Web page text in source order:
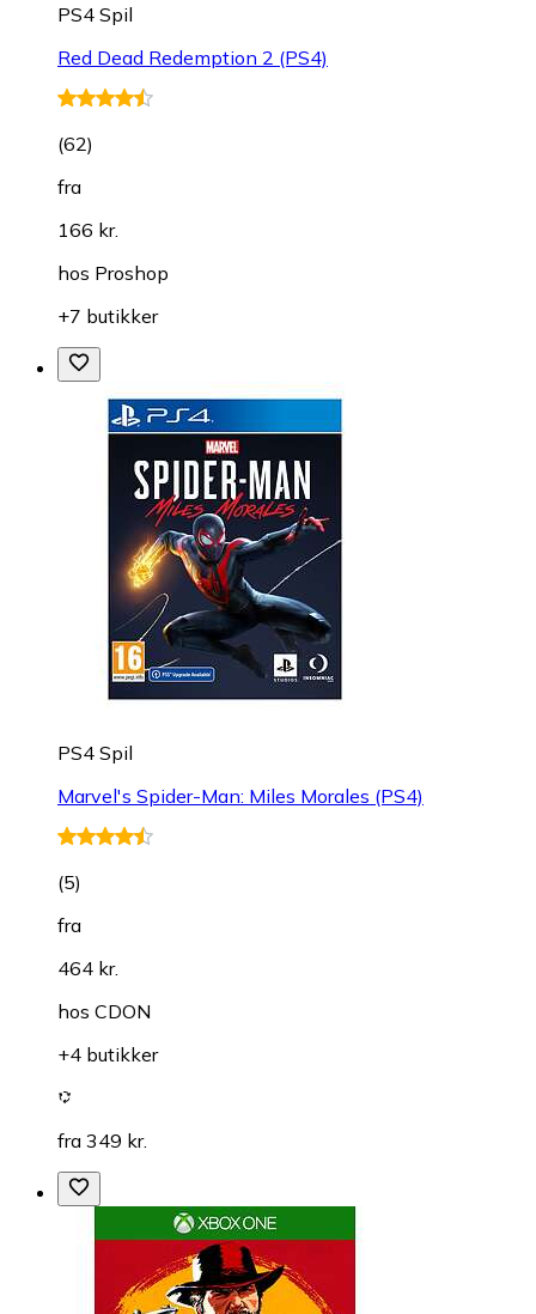
PS4 Spil
Red Dead Redemption 2 (PS4)
(62)
fra
166 kr.
hos Proshop
+7 butikker
PS4 Spil
Marvel's Spider-Man: Miles Morales (PS4)
(5)
fra
464 kr.
hos CDON
+4 butikker
fra 349 kr.